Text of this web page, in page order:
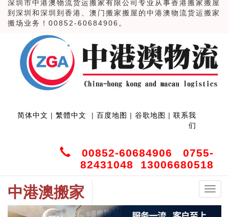
深圳市中港澳物流货运搬家有限公司专业从事香港搬家搬屋
到深圳和深圳到香港、澳门搬家搬屋的中港澳物流货运搬家
搬场业务！00852-60684906。
简体中文 | 繁體中文 | 百度地图 | 谷歌地图 | 联系我
们
00852-60684906 0755-
82431048 13006680518
中
港
中港澳搬家